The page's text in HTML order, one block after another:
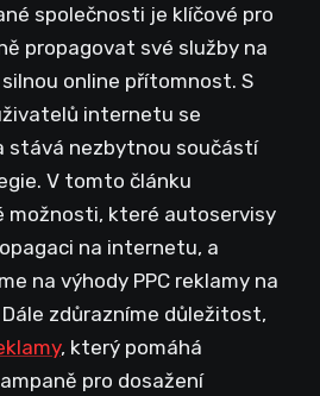
společnosti je klíčové pro
propagovat své služby na
online přítomnost. S
internetu se
stává nezbytnou součástí
V tomto článku
možnosti, které autoservisy
na internetu, a
na výhody PPC reklamy na
zdůrazníme důležitost,
, který pomáhá
pro dosažení